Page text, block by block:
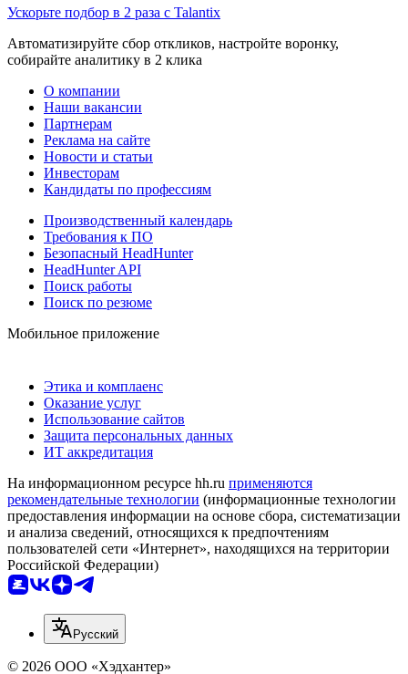
Ускорьте подбор в 2 раза с Talantix
Автоматизируйте сбор откликов, настройте воронку,
собирайте аналитику в 2 клика
О компании
Наши вакансии
Партнерам
Реклама на сайте
Новости и статьи
Инвесторам
Кандидаты по профессиям
Производственный календарь
Требования к ПО
Безопасный HeadHunter
HeadHunter API
Поиск работы
Поиск по резюме
Мобильное приложение
Этика и комплаенс
Оказание услуг
Использование сайтов
Защита персональных данных
ИТ аккредитация
На информационном ресурсе hh.ru применяются
рекомендательные технологии (информационные технологии
предоставления информации на основе сбора, систематизации
и анализа сведений, относящихся к предпочтениям
пользователей сети «Интернет», находящихся на территории
Российской Федерации)
Русский
© 2026 ООО «Хэдхантер»